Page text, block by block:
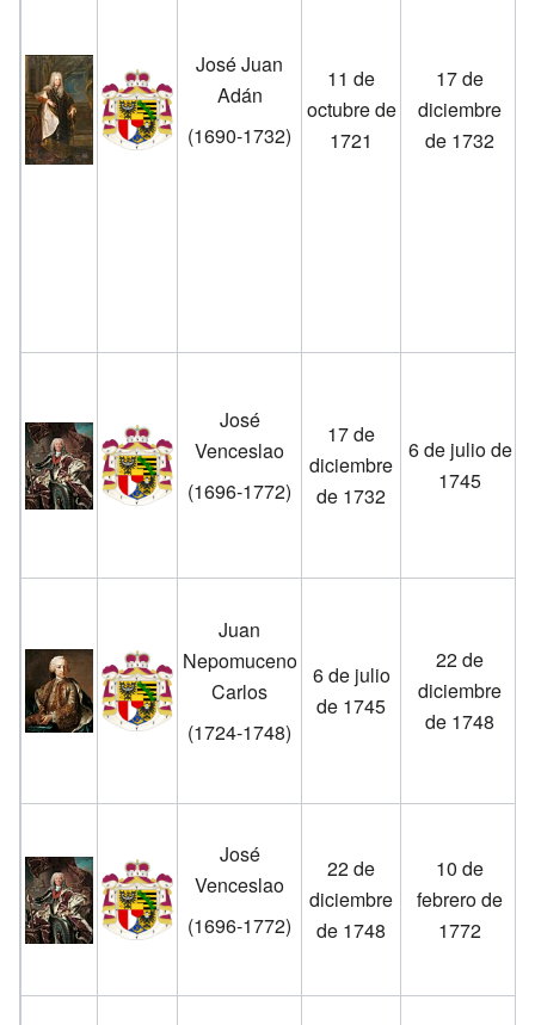
José Juan
Adán
(1690-1732)
11 de
octubre de
1721
17 de
diciembre
de 1732
José
Venceslao
(1696-1772)
17 de
diciembre
de 1732
6 de julio de
1745
Juan
Nepomuceno
Carlos
(1724-1748)
6 de julio
de 1745
22 de
diciembre
de 1748
José
Venceslao
(1696-1772)
22 de
diciembre
de 1748
10 de
febrero de
1772